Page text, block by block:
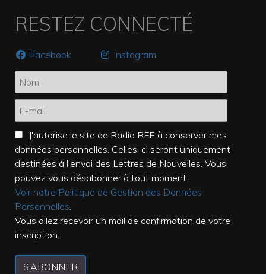
RESTEZ CONNECTÉ
Facebook Instagram
J'autorise le site de Radio RFE à conserver mes
données personnelles. Celles-ci seront uniquement
destinées à l'envoi des Lettres de Nouvelles. Vous
pouvez vous désabonner à tout moment.
Voir notre Politique de Gestion des Données
Personnelles.
Vous allez recevoir un mail de confirmation de votre
inscription.
S’ABONNER